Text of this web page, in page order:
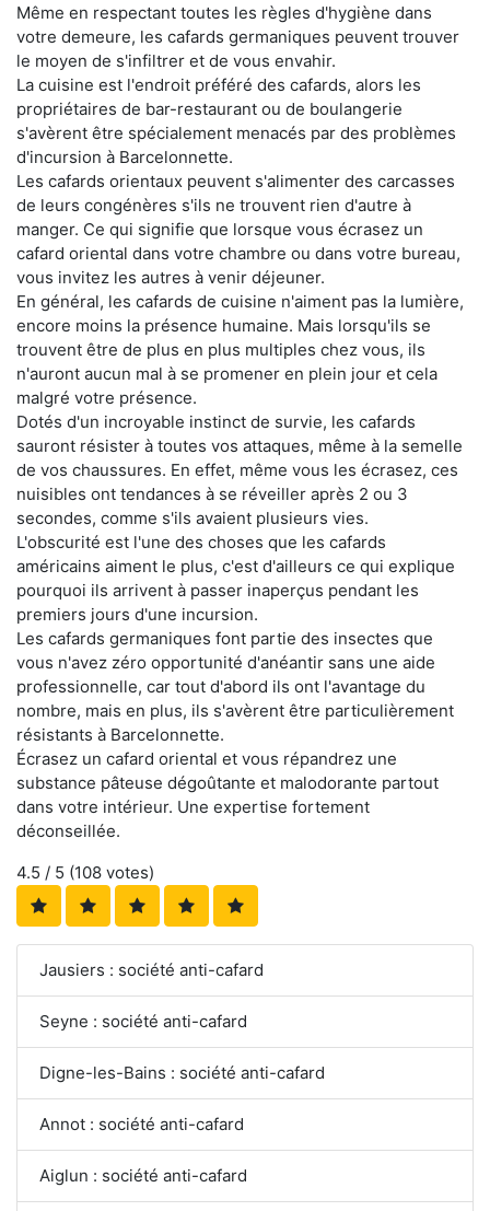
Même en respectant toutes les règles d'hygiène dans
votre demeure, les cafards germaniques peuvent trouver
le moyen de s'infiltrer et de vous envahir.
La cuisine est l'endroit préféré des cafards, alors les
propriétaires de bar-restaurant ou de boulangerie
s'avèrent être spécialement menacés par des problèmes
d'incursion à Barcelonnette.
Les cafards orientaux peuvent s'alimenter des carcasses
de leurs congénères s'ils ne trouvent rien d'autre à
manger. Ce qui signifie que lorsque vous écrasez un
cafard oriental dans votre chambre ou dans votre bureau,
vous invitez les autres à venir déjeuner.
En général, les cafards de cuisine n'aiment pas la lumière,
encore moins la présence humaine. Mais lorsqu'ils se
trouvent être de plus en plus multiples chez vous, ils
n'auront aucun mal à se promener en plein jour et cela
malgré votre présence.
Dotés d'un incroyable instinct de survie, les cafards
sauront résister à toutes vos attaques, même à la semelle
de vos chaussures. En effet, même vous les écrasez, ces
nuisibles ont tendances à se réveiller après 2 ou 3
secondes, comme s'ils avaient plusieurs vies.
L'obscurité est l'une des choses que les cafards
américains aiment le plus, c'est d'ailleurs ce qui explique
pourquoi ils arrivent à passer inaperçus pendant les
premiers jours d'une incursion.
Les cafards germaniques font partie des insectes que
vous n'avez zéro opportunité d'anéantir sans une aide
professionnelle, car tout d'abord ils ont l'avantage du
nombre, mais en plus, ils s'avèrent être particulièrement
résistants à Barcelonnette.
Écrasez un cafard oriental et vous répandrez une
substance pâteuse dégoûtante et malodorante partout
dans votre intérieur. Une expertise fortement
déconseillée.
4.5 / 5 (108 votes)
Jausiers : société anti-cafard
Seyne : société anti-cafard
Digne-les-Bains : société anti-cafard
Annot : société anti-cafard
Aiglun : société anti-cafard